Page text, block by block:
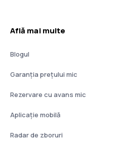
Află mai multe
Blogul
Garanția prețului mic
Rezervare cu avans mic
Aplicație mobilă
Radar de zboruri